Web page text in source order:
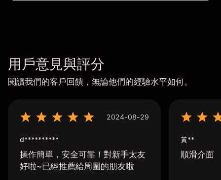
用戶意見與評分
閱讀我們的客戶回饋，無論他們的經驗水平如何。
2024-08-29
d**********
操作簡單，安全可靠！對新手太友
好啦~已經推薦給周圍的朋友啦
黃**
順滑介面